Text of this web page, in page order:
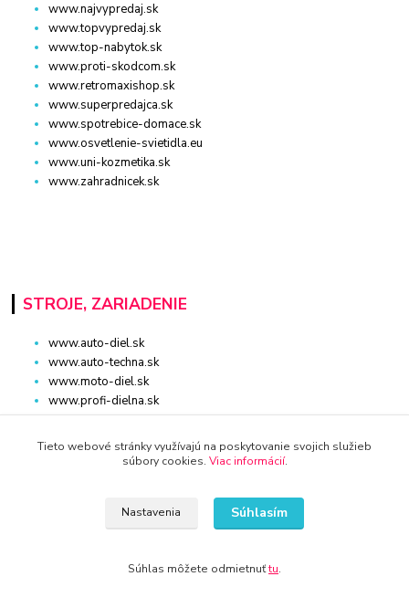
www.najvypredaj.sk
www.topvypredaj.sk
www.top-nabytok.sk
www.proti-skodcom.sk
www.retromaxishop.sk
www.superpredajca.sk
www.spotrebice-domace.sk
www.osvetlenie-svietidla.eu
www.uni-kozmetika.sk
www.zahradnicek.sk
STROJE, ZARIADENIE
www.auto-diel.sk
www.auto-techna.sk
www.moto-diel.sk
www.profi-dielna.sk
www.polno-stroje.sk
www.krby-kotly.sk
www.stavebnictvo-online.sk
www.firemne-zariadenie.sk
www.nahradnediely.online
www.zlatnictvo-online.sk
Tieto webové stránky využívajú na poskytovanie svojich služieb
súbory cookies. Viac informácií.
Nastavenia Súhlasím
Súhlas môžete odmietnuťtu.